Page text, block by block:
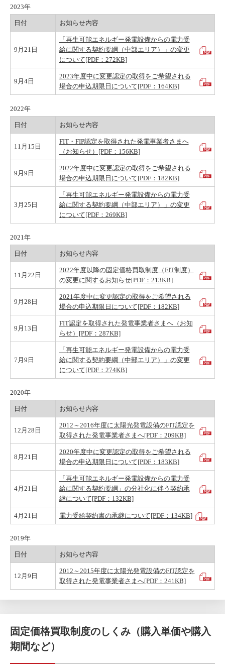
2023年
日付 お知らせ内容
9月21日
「再生可能エネルギー発電設備からの電力受
給に関する契約要綱（中部エリア）」の変更
について[PDF：272KB]
9月4日
2023年度中に変更認定の取得をご希望される
場合の申込期限日について[PDF：164KB]
2022年
日付 お知らせ内容
11月15日
FIT・FIP認定を取得された発電事業者さまへ
（お知らせ）[PDF：156KB]
9月9日
2022年度中に変更認定の取得をご希望される
場合の申込期限日について[PDF：182KB]
3月25日
「再生可能エネルギー発電設備からの電力受
給に関する契約要綱（中部エリア）」の変更
について[PDF：269KB]
2021年
日付 お知らせ内容
11月22日
2022年度以降の固定価格買取制度（FIT制度）
の変更に関するお知らせ[PDF：213KB]
9月28日
2021年度中に変更認定の取得をご希望される
場合の申込期限日について[PDF：182KB]
9月13日
FIT認定を取得された発電事業者さまへ（お知
らせ）[PDF：287KB]
7月9日
「再生可能エネルギー発電設備からの電力受
給に関する契約要綱（中部エリア）」の変更
について[PDF：274KB]
2020年
日付 お知らせ内容
12月28日
2012～2016年度に太陽光発電設備のFIT認定を
取得された発電事業者さまへ[PDF：209KB]
8月21日
2020年度中に変更認定の取得をご希望される
場合の申込期限日について[PDF：183KB]
4月21日
「再生可能エネルギー発電設備からの電力受
給に関する契約要綱」の分社化に伴う契約承
継について[PDF：132KB]
4月21日 電力受給契約書の承継について[PDF：134KB]
2019年
日付 お知らせ内容
12月9日
2012～2015年度に太陽光発電設備のFIT認定を
取得された発電事業者さまへ[PDF：241KB]
固定価格買取制度のしくみ（購入単価や購入
期間など）